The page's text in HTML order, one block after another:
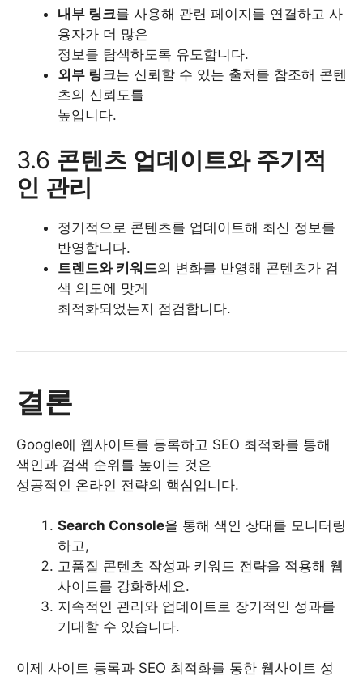
내부 링크를 사용해 관련 페이지를 연결하고 사
용자가 더 많은
정보를 탐색하도록 유도합니다.
외부 링크는 신뢰할 수 있는 출처를 참조해 콘텐
츠의 신뢰도를
높입니다.
3.6 콘텐츠 업데이트와 주기적
인 관리
정기적으로 콘텐츠를 업데이트해 최신 정보를
반영합니다.
트렌드와 키워드의 변화를 반영해 콘텐츠가 검
색 의도에 맞게
최적화되었는지 점검합니다.
결론
Google에 웹사이트를 등록하고 SEO 최적화를 통해
색인과 검색 순위를 높이는 것은
성공적인 온라인 전략의 핵심입니다.
Search Console을 통해 색인 상태를 모니터링
하고,
고품질 콘텐츠 작성과 키워드 전략을 적용해 웹
사이트를 강화하세요.
지속적인 관리와 업데이트로 장기적인 성과를
기대할 수 있습니다.
이제 사이트 등록과 SEO 최적화를 통한 웹사이트 성